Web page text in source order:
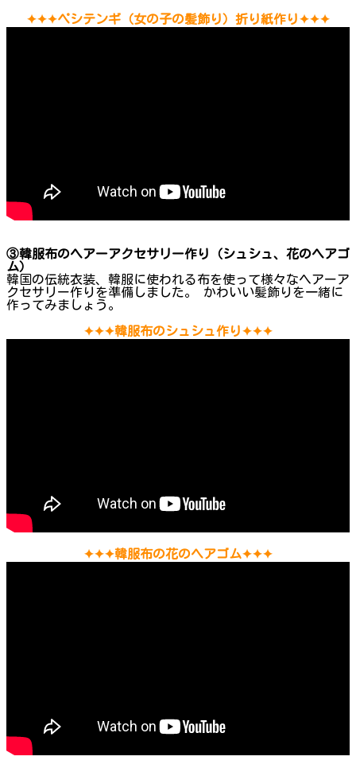
✦✦✦ペシテンギ（女の子の髪飾り）折り紙作り✦✦✦
③韓服布のヘアーアクセサリー作り（シュシュ、花のヘアゴ
ム）
韓国の伝統衣装、韓服に使われる布を使って様々なヘアーア
クセサリー作りを準備しました。 かわいい髪飾りを一緒に
作ってみましょう。
✦✦✦韓服布のシュシュ作り✦✦✦
✦✦✦韓服布の花のヘアゴム✦✦✦